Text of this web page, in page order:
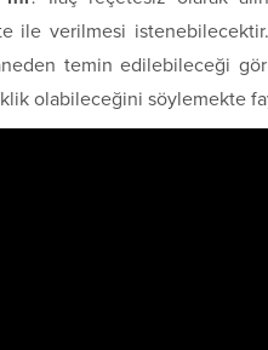
ile verilmesi istenebilecektir.
temin edilebileceği
olabileceğini söylemekte